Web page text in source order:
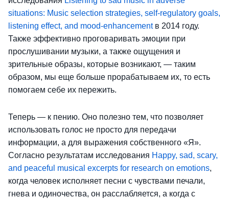
situations: Music selection strategies, self-regulatory goals,
listening effect, and mood-enhancementв 2014 году.
Также эффективно проговаривать эмоции при
прослушивании музыки, а также ощущения и
зрительные образы, которые возникают, — таким
образом, мы еще больше прорабатываем их, то есть
помогаем себе их пережить.
Теперь — к пению. Оно полезно тем, что позволяет
использовать голос не просто для передачи
информации, а для выражения собственного «Я».
Согласно результатам исследования Happy, sad, scary,
and peaceful musical excerpts for research on emotions,
когда человек исполняет песни с чувствами печали,
гнева и одиночества, он расслабляется, а когда с